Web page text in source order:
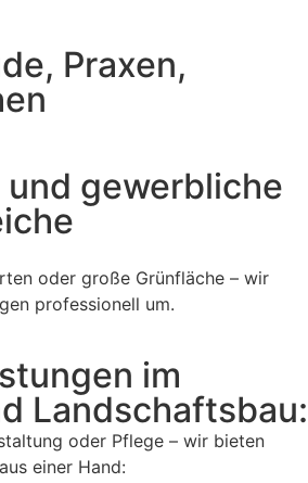
Praxen,
gewerbliche
oder große Grünfläche – wir
professionell um.
im
Landschaftsbau:
oder Pflege – wir bieten
einer Hand: